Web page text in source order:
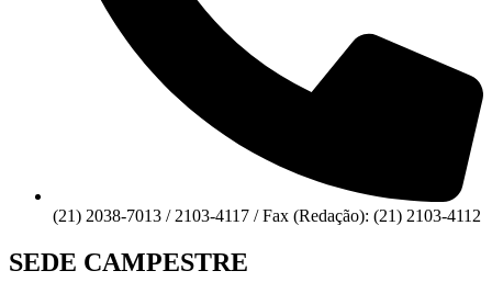
(21) 2038-7013 / 2103-4117 / Fax (Redação): (21) 2103-4112
SEDE CAMPESTRE